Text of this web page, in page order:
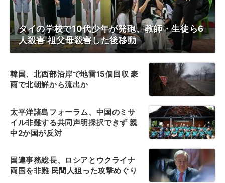
タイの学校で10代少年が発砲、教師・生徒ら6
人殺害 祖父母殺害した後移動
韓国、北西部沿岸で地雷15個回収 豪
雨で北朝鮮から流出か
太平洋諸島フォーラム、中国のミサ
イル非難する共同声明採択できず 親
中2か国が反対
国連事務総長、ロシアとウクライナ
両国を非難 民間人狙った攻撃めぐり